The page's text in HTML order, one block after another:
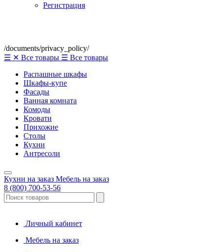
Регистрация
/documents/privacy_policy/
☰ ✕ Все товары ☰ Все товары
Распашные шкафы
Шкафы-купе
Фасады
Ванная комната
Комоды
Кровати
Прихожие
Столы
Кухни
Антресоли
Кухни на заказ Мебель на заказ
8 (800) 700-53-56
Личный кабинет
Мебель на заказ